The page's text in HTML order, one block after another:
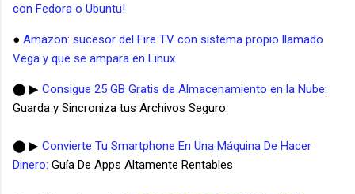
con Fedora o Ubuntu!
● Amazon: sucesor del Fire TV con sistema propio llamado
Vega y que se ampara en Linux.
⬤ ▶ Consigue 25 GB Gratis de Almacenamiento en la Nube:
Guarda y Sincroniza tus Archivos Seguro.
⬤ ▶ Convierte Tu Smartphone En Una Máquina De Hacer
Dinero: Guía De Apps Altamente Rentables